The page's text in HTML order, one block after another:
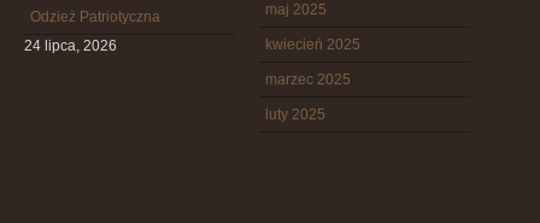
Odzież Patriotyczna
24 lipca, 2026
maj 2025
kwiecień 2025
marzec 2025
luty 2025